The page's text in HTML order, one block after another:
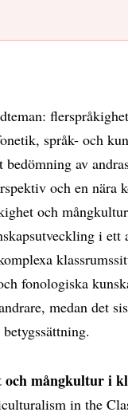
språk- och
bedömning av
och en nära
och
i ett
fonologiska
medan det
mångkultur i
in the